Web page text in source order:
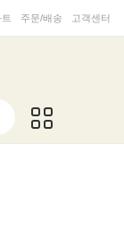
주문/배송 고객센터